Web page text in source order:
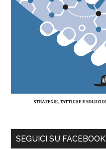
SEGUICI SU FACEBOOK